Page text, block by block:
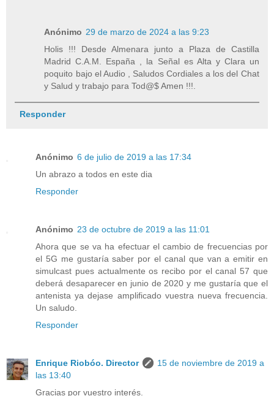
Anónimo 29 de marzo de 2024 a las 9:23
Holis !!! Desde Almenara junto a Plaza de Castilla
Madrid C.A.M. España , la Señal es Alta y Clara un
poquito bajo el Audio , Saludos Cordiales a los del Chat
y Salud y trabajo para Tod@$ Amen !!!.
Responder
Anónimo 6 de julio de 2019 a las 17:34
Un abrazo a todos en este dia
Responder
Anónimo 23 de octubre de 2019 a las 11:01
Ahora que se va ha efectuar el cambio de frecuencias por
el 5G me gustaría saber por el canal que van a emitir en
simulcast pues actualmente os recibo por el canal 57 que
deberá desaparecer en junio de 2020 y me gustaría que el
antenista ya dejase amplificado vuestra nueva frecuencia.
Un saludo.
Responder
Enrique Riobóo. Director
15 de noviembre de 2019 a
las 13:40
Gracias por vuestro interés.